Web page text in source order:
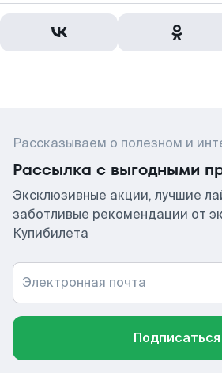
Рассказываем о полезном и
Рассылка с выгодными
Эксклюзивные акции, лучшие
заботливые рекомендации от
Купибилета
Электронная почта
Подписаться